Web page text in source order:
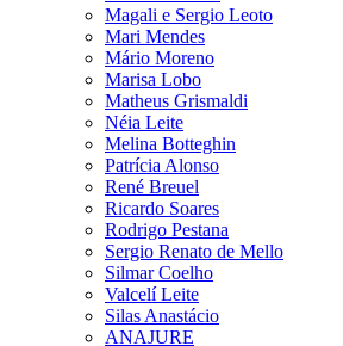
Magali e Sergio Leoto
Mari Mendes
Mário Moreno
Marisa Lobo
Matheus Grismaldi
Néia Leite
Melina Botteghin
Patrícia Alonso
René Breuel
Ricardo Soares
Rodrigo Pestana
Sergio Renato de Mello
Silmar Coelho
Valcelí Leite
Silas Anastácio
ANAJURE